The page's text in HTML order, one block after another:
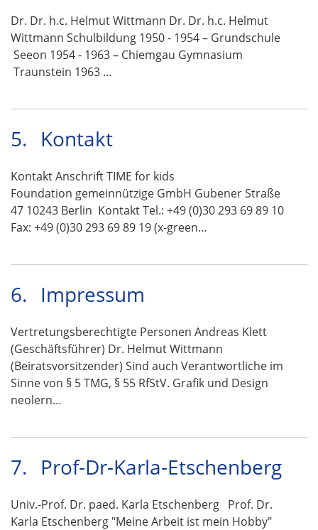
Dr. Dr. h.c. Helmut Wittmann Dr. Dr. h.c. Helmut
Wittmann Schulbildung 1950 - 1954 – Grundschule
Seeon 1954 - 1963 – Chiemgau Gymnasium
Traunstein 1963 …
5. Kontakt
Kontakt Anschrift TIME for kids
Foundation gemeinnützige GmbH Gubener Straße
47 10243 Berlin Kontakt Tel.: +49 (0)30 293 69 89 10
Fax: +49 (0)30 293 69 89 19 (x-green…
6. Impressum
Vertretungsberechtigte Personen Andreas Klett
(Geschäftsführer) Dr. Helmut Wittmann
(Beiratsvorsitzender) Sind auch Verantwortliche im
Sinne von § 5 TMG, § 55 RfStV. Grafik und Design
neolern…
7. Prof-Dr-Karla-Etschenberg
Univ.-Prof. Dr. paed. Karla Etschenberg Prof. Dr.
Karla Etschenberg "Meine Arbeit ist mein Hobby"